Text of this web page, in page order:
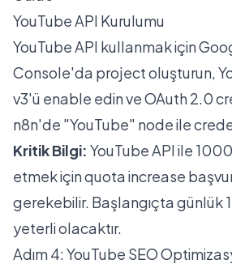
YouTube API Kurulumu
YouTube API kullanmak için
Console'da project oluşturun,
v3'ü enable edin ve OAuth 2.0
n8n'de "YouTube" node ile
Kritik Bilgi: YouTube API ile
etmek için quota increase
gerekebilir. Başlangıçta günlük
yeterli olacaktır.
Adım 4: YouTube SEO